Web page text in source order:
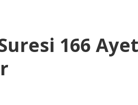
166